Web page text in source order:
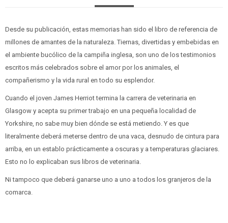
Desde su publicación, estas memorias han sido el libro de referencia de
millones de amantes de la naturaleza. Tiernas, divertidas y embebidas en
el ambiente bucólico de la campiña inglesa, son uno de los testimonios
escritos más celebrados sobre el amor por los animales, el
compañerismo y la vida rural en todo su esplendor.
Cuando el joven James Herriot termina la carrera de veterinaria en
Glasgow y acepta su primer trabajo en una pequeña localidad de
Yorkshire, no sabe muy bien dónde se está metiendo. Y es que
literalmente deberá meterse dentro de una vaca, desnudo de cintura para
arriba, en un establo prácticamente a oscuras y a temperaturas glaciares.
Esto no lo explicaban sus libros de veterinaria.
Ni tampoco que deberá ganarse uno a uno a todos los granjeros de la
comarca.